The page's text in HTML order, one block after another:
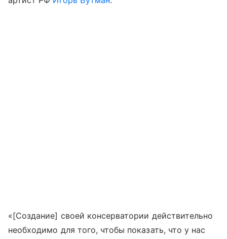
«[Создание] своей консерватории действительно
необходимо для того, чтобы показать, что у нас